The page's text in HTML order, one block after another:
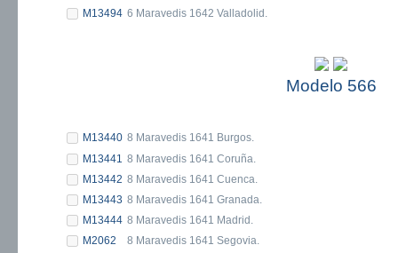
M13494 6 Maravedis 1642 Valladolid.
Modelo 566
M13440 8 Maravedis 1641 Burgos.
M13441 8 Maravedis 1641 Coruña.
M13442 8 Maravedis 1641 Cuenca.
M13443 8 Maravedis 1641 Granada.
M13444 8 Maravedis 1641 Madrid.
M2062
8 Maravedis 1641 Segovia.